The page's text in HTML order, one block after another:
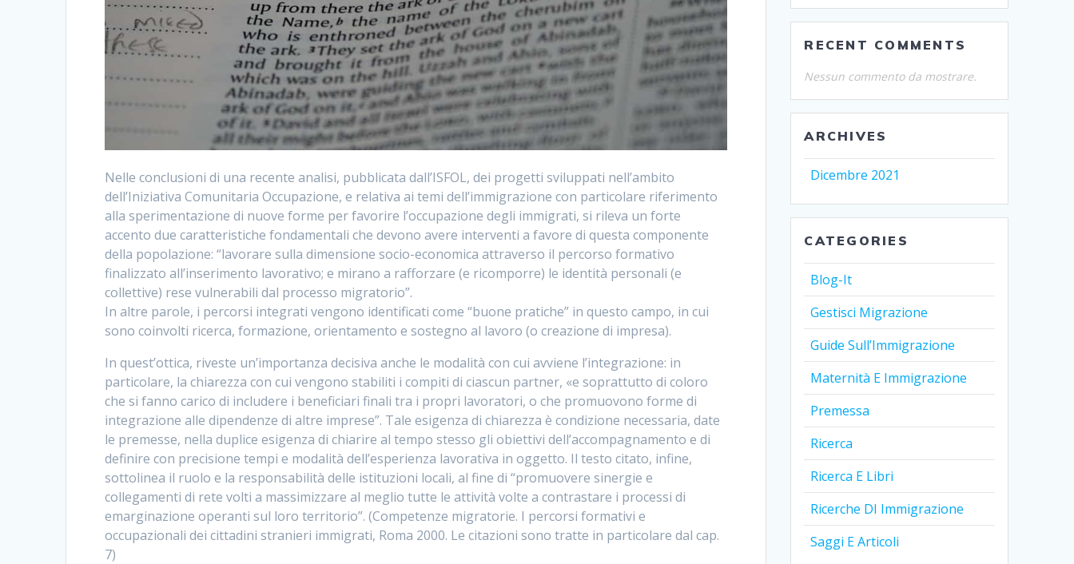
Nelle conclusioni di una recente analisi, pubblicata dall’ISFOL, dei progetti sviluppati nell’ambito
dell’Iniziativa Comunitaria Occupazione, e relativa ai temi dell’immigrazione con particolare riferimento
alla sperimentazione di nuove forme per favorire l’occupazione degli immigrati, si rileva un forte
accento due caratteristiche fondamentali che devono avere interventi a favore di questa componente
della popolazione: “lavorare sulla dimensione socio-economica attraverso il percorso formativo
finalizzato all’inserimento lavorativo; e mirano a rafforzare (e ricomporre) le identità personali (e
collettive) rese vulnerabili dal processo migratorio”.
In altre parole, i percorsi integrati vengono identificati come “buone pratiche” in questo campo, in cui
sono coinvolti ricerca, formazione, orientamento e sostegno al lavoro (o creazione di impresa).
In quest’ottica, riveste un’importanza decisiva anche le modalità con cui avviene l’integrazione: in
particolare, la chiarezza con cui vengono stabiliti i compiti di ciascun partner, «e soprattutto di coloro
che si fanno carico di includere i beneficiari finali tra i propri lavoratori, o che promuovono forme di
integrazione alle dipendenze di altre imprese”. Tale esigenza di chiarezza è condizione necessaria, date
le premesse, nella duplice esigenza di chiarire al tempo stesso gli obiettivi dell’accompagnamento e di
definire con precisione tempi e modalità dell’esperienza lavorativa in oggetto. Il testo citato, infine,
sottolinea il ruolo e la responsabilità delle istituzioni locali, al fine di “promuovere sinergie e
collegamenti di rete volti a massimizzare al meglio tutte le attività volte a contrastare i processi di
emarginazione operanti sul loro territorio”. (Competenze migratorie. I percorsi formativi e
occupazionali dei cittadini stranieri immigrati, Roma 2000. Le citazioni sono tratte in particolare dal cap.
7)
RECENT COMMENTS
Nessun commento da mostrare.
ARCHIVES
Dicembre 2021
CATEGORIES
Blog-It
Gestisci Migrazione
Guide Sull’Immigrazione
Maternità E Immigrazione
Premessa
Ricerca
Ricerca E Libri
Ricerche DI Immigrazione
Saggi E Articoli